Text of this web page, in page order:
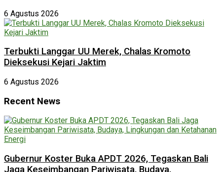
6 Agustus 2026
Terbukti Langgar UU Merek, Chalas Kromoto
Dieksekusi Kejari Jaktim
6 Agustus 2026
Recent News
Gubernur Koster Buka APDT 2026, Tegaskan Bali
Jaga Keseimbangan Pariwisata, Budaya,